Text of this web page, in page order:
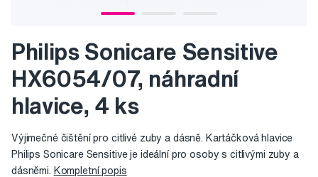
Philips Sonicare Sensitive
HX6054/07, náhradní
hlavice, 4 ks
Výjimečné čištění pro citlivé zuby a dásně. Kartáčková hlavice
Philips Sonicare Sensitive je ideální pro osoby s citlivými zuby a
dásněmi. Kompletní popis